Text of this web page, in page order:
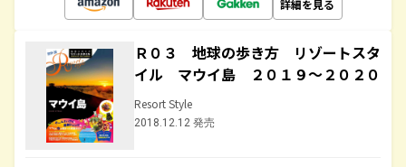
詳細を見る
Ｒ０３ 地球の歩き方 リゾートスタ
イル マウイ島 ２０１９～２０２０
Resort Style
2018.12.12 発売